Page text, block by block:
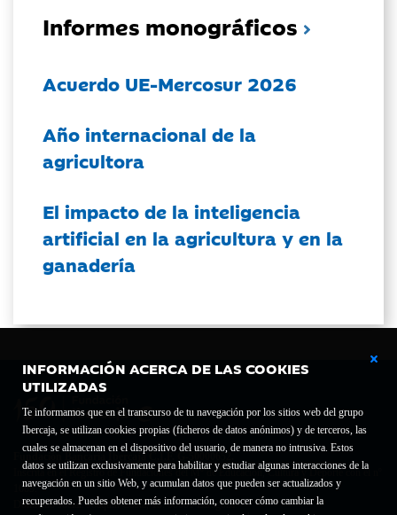
INFORMACIÓN ACERCA DE LAS COOKIES
UTILIZADAS
Te informamos que en el transcurso de tu navegación por los sitios web del grupo
Ibercaja, se utilizan cookies propias (ficheros de datos anónimos) y de terceros, las
cuales se almacenan en el dispositivo del usuario, de manera no intrusiva. Estos
datos se utilizan exclusivamente para habilitar y estudiar algunas interacciones de la
navegación en un sitio Web, y acumulan datos que pueden ser actualizados y
recuperados. Puedes obtener más información, conocer cómo cambiar la
Informes monográficos
Acuerdo UE-Mercosur 2026
Año internacional de la
agricultora
El impacto de la inteligencia
artificial en la agricultura y en la
ganadería
Fundación Bancaria Ibercaja C.I.F. G-50000652.
Inscrita en el Registro de Fundaciones del Mº de Educación, Cultura y Deporte con el nº
1689.
Domicilio social: Joaquín Costa, 13. 50001 Zaragoza.